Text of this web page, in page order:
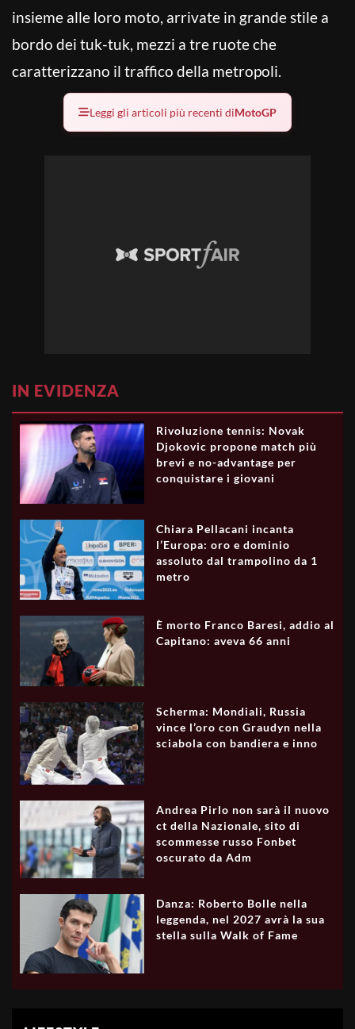
insieme alle loro moto, arrivate in grande stile a
bordo dei tuk-tuk, mezzi a tre ruote che
caratterizzano il traffico della metropoli.
Leggi gli articoli più recenti diMotoGP
IN EVIDENZA
Rivoluzione tennis: Novak
Djokovic propone match più
brevi e no-advantage per
conquistare i giovani
Chiara Pellacani incanta
l’Europa: oro e dominio
assoluto dal trampolino da 1
metro
È morto Franco Baresi, addio al
Capitano: aveva 66 anni
Scherma: Mondiali, Russia
vince l’oro con Graudyn nella
sciabola con bandiera e inno
Andrea Pirlo non sarà il nuovo
ct della Nazionale, sito di
scommesse russo Fonbet
oscurato da Adm
Danza: Roberto Bolle nella
leggenda, nel 2027 avrà la sua
stella sulla Walk of Fame